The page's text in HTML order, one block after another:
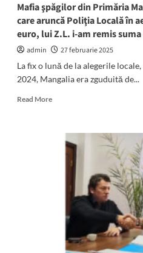
Goldterm
Mangalia!
Mafia şpăgilor din Primăria
care aruncă Poliţia Locală în
euro, lui Z.L. i-am remis suma
admin
27 februarie 2025
La fix o lună de la alegerile
2024, Mangalia era zguduită de...
Read MoreRead
Mafia
şpăgilor
Primăria
Mangalia
Stenograme
aruncă
Poliţia
Locală